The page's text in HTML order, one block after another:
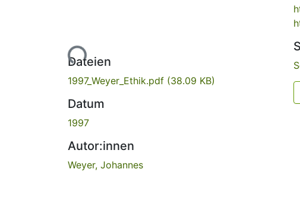
Lade...
Dateien
1997_Weyer_Ethik.pdf (38.09 KB)
Datum
1997
Autor:innen
Weyer, Johannes